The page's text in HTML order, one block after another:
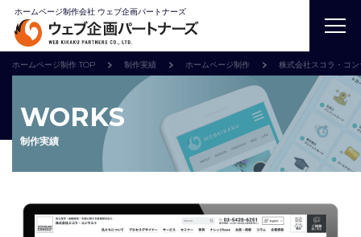
ホームページ制作会社 ウェブ企画パートナーズ
ホームページ制作 TOP 制作実績 ホームページ制作 株式会社スコラ・コ
WORKS
制作実績